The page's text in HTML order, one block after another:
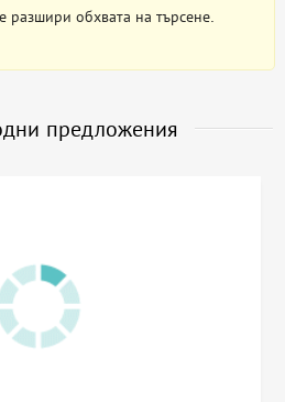
разшири обхвата на търсене.
предложения